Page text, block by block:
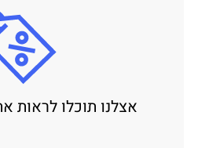
אצלנו תוכלו לראות